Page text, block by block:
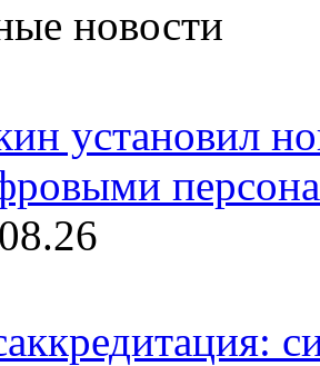
новости
установил